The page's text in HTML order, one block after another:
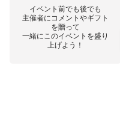
イベント前でも後でも
主催者にコメントやギフト
を贈って
一緒にこのイベントを盛り
上げよう！